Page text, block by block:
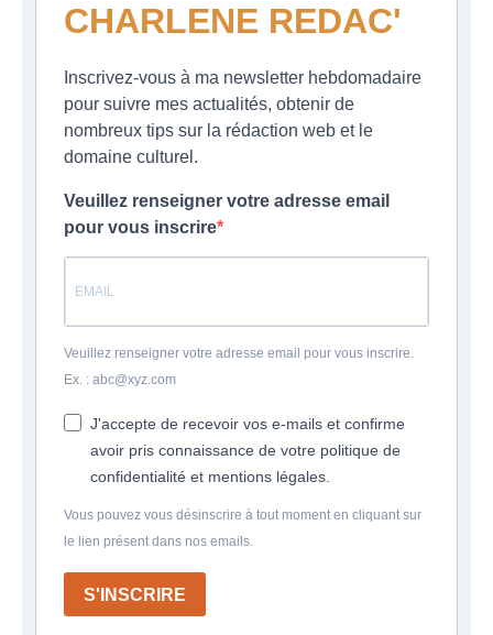
CHARLENE REDAC'
Inscrivez-vous à ma newsletter hebdomadaire
pour suivre mes actualités, obtenir de
nombreux tips sur la rédaction web et le
domaine culturel.
Veuillez renseigner votre adresse email
pour vous inscrire
Veuillez renseigner votre adresse email pour vous inscrire.
Ex. : abc@xyz.com
J'accepte de recevoir vos e-mails et confirme
avoir pris connaissance de votre politique de
confidentialité et mentions légales.
Vous pouvez vous désinscrire à tout moment en cliquant sur
le lien présent dans nos emails.
S'INSCRIRE